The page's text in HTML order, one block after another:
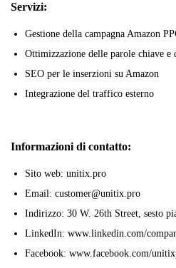
Servizi:
Gestione della campagna Amazon
Ottimizzazione delle parole chiave e
SEO per le inserzioni su Amazon
Integrazione del traffico esterno
Informazioni di contatto:
Sito web: unitix.pro
Email: customer@unitix.pro
Indirizzo: 30 W. 26th Street, sesto
LinkedIn: www.linkedin.com/
Facebook: www.facebook.com/